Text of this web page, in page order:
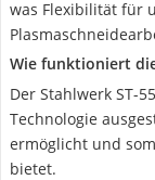
was Flexibilität für
Wie funktioniert
Der Stahlwerk ST-
Technologie
ermöglicht und
bietet.